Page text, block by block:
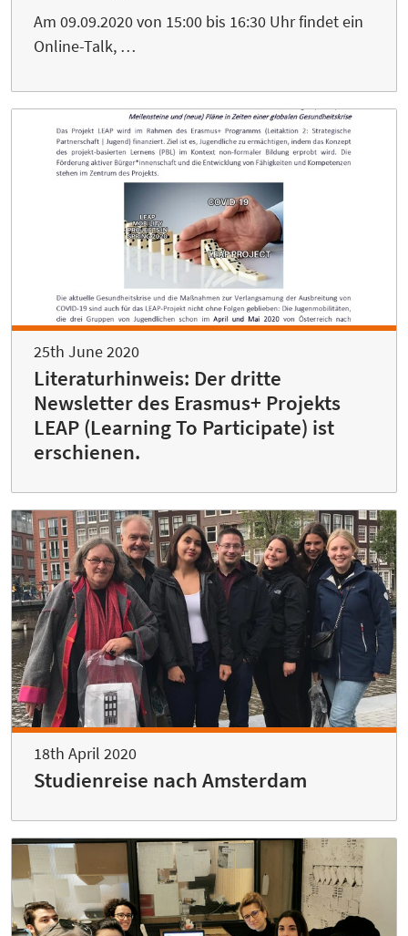
Am 09.09.2020 von 15:00 bis 16:30 Uhr findet ein
Online-Talk, …
25th June 2020
Literaturhinweis: Der dritte
Newsletter des Erasmus+ Projekts
LEAP (Learning To Participate) ist
erschienen.
18th April 2020
Studienreise nach Amsterdam